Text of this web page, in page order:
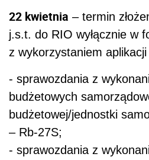
22 kwietnia – termin
j.s.t. do RIO wyłącznie w
z wykorzystaniem aplikacji
- sprawozdania z
budżetowych
budżetowej/jednostki
– Rb-27S;
- sprawozdania z